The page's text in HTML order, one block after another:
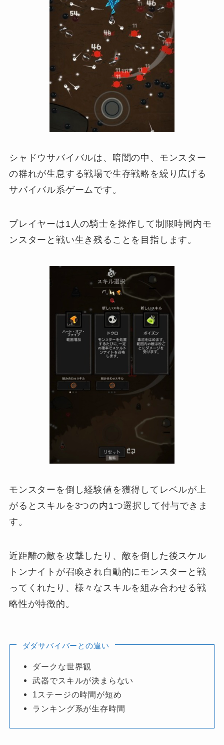
シャドウサバイバルは、暗闇の中、モンスター
の群れが生息する戦場で生存戦略を繰り広げる
サバイバル系ゲームです。
プレイヤーは1人の騎士を操作して制限時間内モ
ンスターと戦い生き残ることを目指します。
モンスターを倒し経験値を獲得してレベルが上
がるとスキルを3つの内1つ選択して付与できま
す。
近距離の敵を攻撃したり、敵を倒した後スケル
トンナイトが召喚され自動的にモンスターと戦
ってくれたり、様々なスキルを組み合わせる戦
略性が特徴的。
ダダサバイバーとの違い
ダークな世界観
武器でスキルが決まらない
1ステージの時間が短め
ランキング系が生存時間